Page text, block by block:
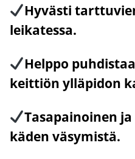
Hyvästi
leikatessa.
Helppo
keittiön ylläpidon
Tasapainoinen
käden väsymistä.